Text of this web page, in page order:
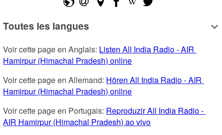
Toutes les langues
Voir cette page en Anglais: Listen All India Radio - AIR
Hamirpur (Himachal Pradesh) online
Voir cette page en Allemand: Hören All India Radio - AIR
Hamirpur (Himachal Pradesh) online
Voir cette page en Portugais: Reproduzir All India Radio -
AIR Hamirpur (Himachal Pradesh) ao vivo